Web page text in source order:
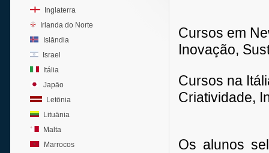
Inglaterra
Irlanda do Norte
Islândia
Israel
Itália
Japão
Letônia
Lituânia
Malta
Marrocos
Cursos em
Inovação,
Cursos na
Criatividade,
Os alunos